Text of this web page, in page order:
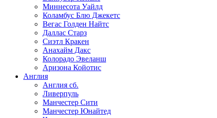
Миннесота Уайлд
Коламбус Блю Джекетс
Вегас Голден Найтс
Даллас Старз
Сиэтл Кракен
Анахайм Дакс
Колорадо Эвеланш
Аризона Койотис
Англия
Англия сб.
Ливерпуль
Манчестер Сити
Манчестер Юнайтед